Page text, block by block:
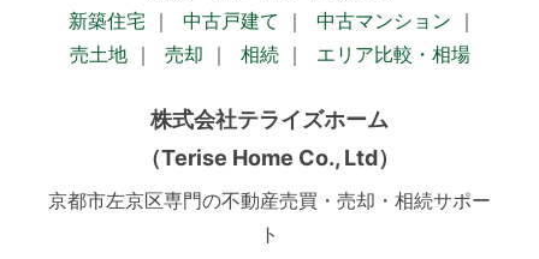
新築住宅 ｜ 中古戸建て ｜ 中古マンション
｜
売土地
｜ 売却 ｜ 相続 ｜ エリア比較・相場
株式会社テライズホーム
（Terise Home Co., Ltd）
京都市左京区専門の不動産売買・売却・相続サポー
ト